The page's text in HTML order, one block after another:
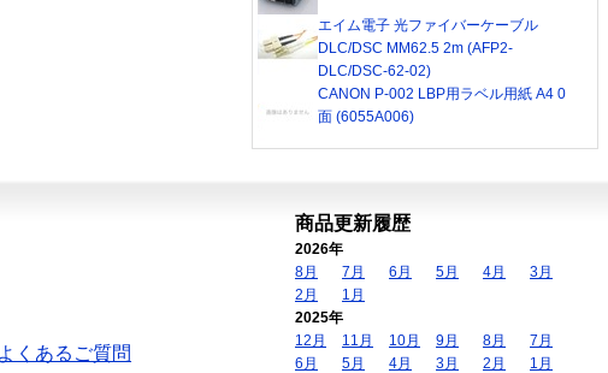
エイム電子 光ファイバーケーブル
DLC/DSC MM62.5 2m (AFP2-
DLC/DSC-62-02)
CANON P-002 LBP用ラベル用紙 A4 0
面 (6055A006)
よくあるご質問
商品更新履歴
2026年
8月
7月 6月 5月 4月
3月
2月
1月
2025年
12月
11月 10月 9月 8月
7月
6月
5月 4月 3月 2月
1月